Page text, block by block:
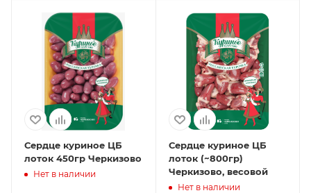
Сердце куриное ЦБ
лоток 450гр Черкизово
Нет в наличии
Сердце куриное ЦБ
лоток (~800гр)
Черкизово, весовой
Нет в наличии